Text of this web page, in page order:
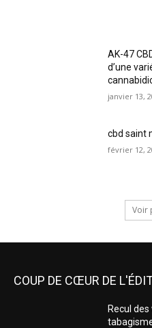
AK-47
d’une
janvier 13,
cbd saint
février 12,
Voir
COUP DE CŒUR DE
Recul